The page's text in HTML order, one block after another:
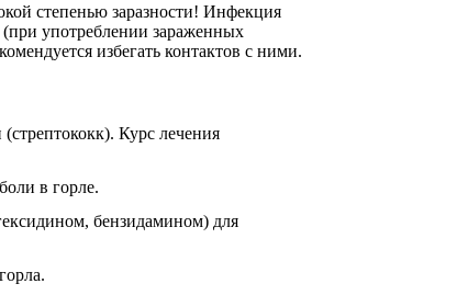
степенью заразности! Инфекция
употреблении зараженных
избегать контактов с ними.
Курс лечения
в горле.
бензидамином) для